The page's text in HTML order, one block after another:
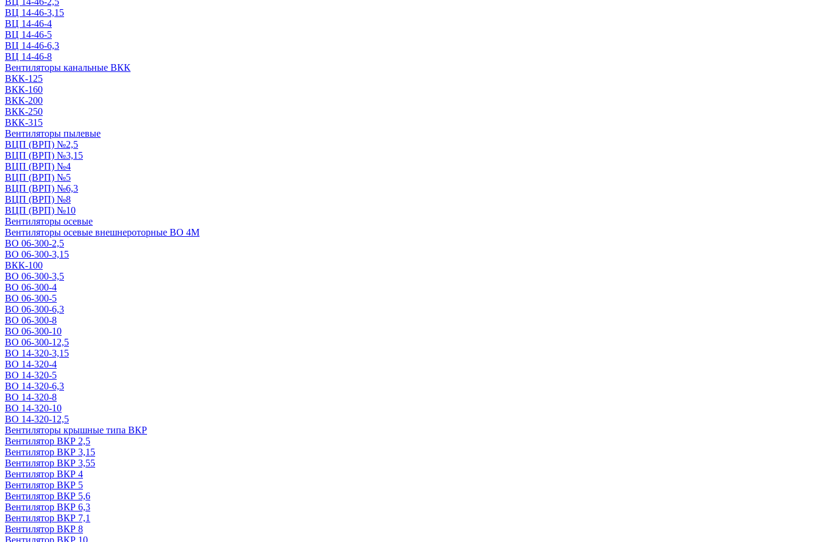
ВЦ 14-46-3,15
ВЦ 14-46-4
ВЦ 14-46-5
ВЦ 14-46-6,3
ВЦ 14-46-8
Вентиляторы канальные ВКК
ВКК-125
ВКК-160
ВКК-200
ВКК-250
ВКК-315
Вентиляторы пылевые
ВЦП (ВРП) №2,5
ВЦП (ВРП) №3,15
ВЦП (ВРП) №4
ВЦП (ВРП) №5
ВЦП (ВРП) №6,3
ВЦП (ВРП) №8
ВЦП (ВРП) №10
Вентиляторы осевые
Вентиляторы осевые внешнероторные ВО 4М
ВО 06-300-2,5
ВО 06-300-3,15
ВКК-100
ВО 06-300-3,5
ВО 06-300-4
ВО 06-300-5
ВО 06-300-6,3
ВО 06-300-8
ВО 06-300-10
ВО 06-300-12,5
ВО 14-320-3,15
ВО 14-320-4
ВО 14-320-5
ВО 14-320-6,3
ВО 14-320-8
ВО 14-320-10
ВО 14-320-12,5
Вентиляторы крышные типа ВКР
Вентилятор ВКР 2,5
Вентилятор ВКР 3,15
Вентилятор ВКР 3,55
Вентилятор ВКР 4
Вентилятор ВКР 5
Вентилятор ВКР 5,6
Вентилятор ВКР 6,3
Вентилятор ВКР 7,1
Вентилятор ВКР 8
Вентилятор ВКР 10